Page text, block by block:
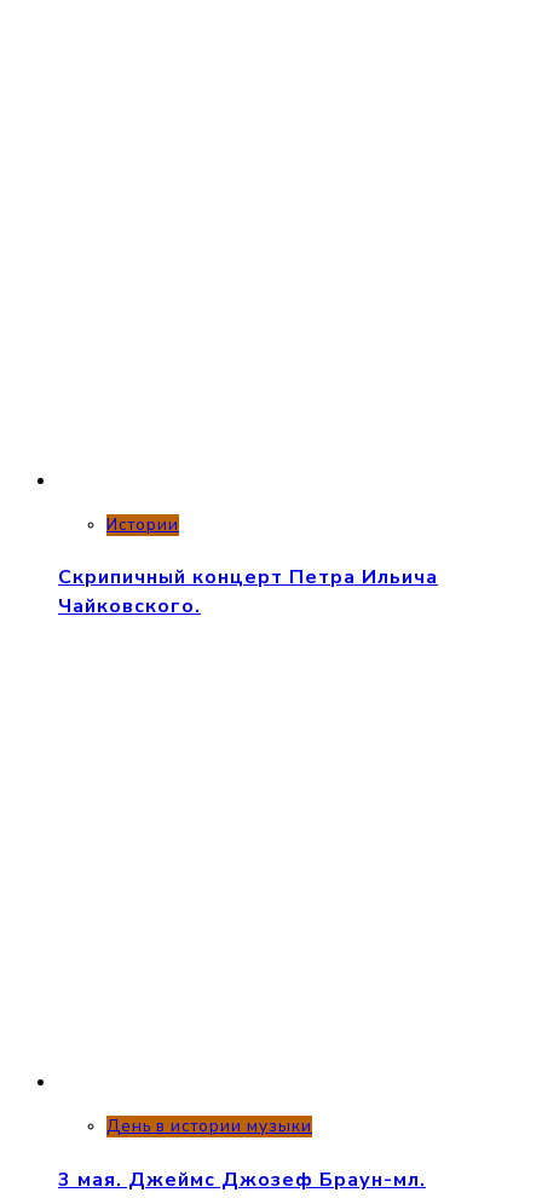
Истории
Скрипичный концерт Петра Ильича
Чайковского.
День в истории музыки
3 мая. Джеймс Джозеф Браун-мл.